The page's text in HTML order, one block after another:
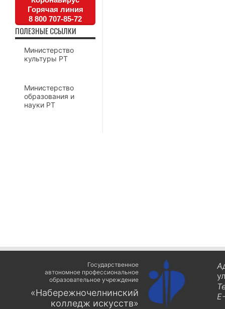
Горячая линия
8 800 707-85-72
ПОЛЕЗНЫЕ ССЫЛКИ
Министерство
культуры РТ
Министерство
образования и
науки РТ
Государственное
автономное профессиональное
образовательное учреждение
«Набережночелнинский
колледж искусств»